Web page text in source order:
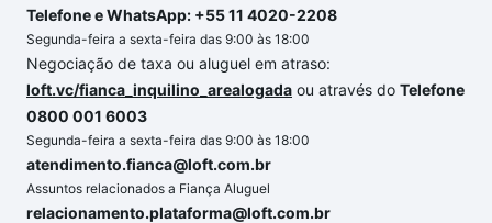
Telefone e WhatsApp: +55 11 4020-2208
Segunda-feira a sexta-feira das 9:00 às 18:00
Negociação de taxa ou aluguel em atraso:
loft.vc/fianca_inquilino_arealogada ou através do Telefone
0800 001 6003
Segunda-feira a sexta-feira das 9:00 às 18:00
atendimento.fianca@loft.com.br
Assuntos relacionados a Fiança Aluguel
relacionamento.plataforma@loft.com.br